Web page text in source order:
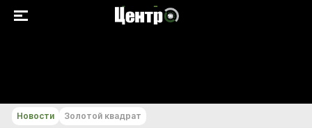
Новости Золотой квадрат